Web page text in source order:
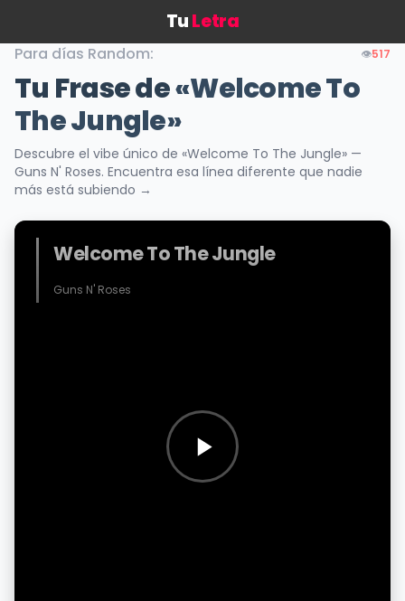
TuLetra
Para días Random: 👁️517
Tu Frase de«Welcome To
The Jungle»
Descubre el vibe único de «Welcome To The Jungle» —
Guns N' Roses. Encuentra esa línea diferente que nadie
más está subiendo →
Welcome To The Jungle
Guns N' Roses